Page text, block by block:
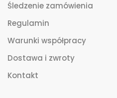
Śledzenie zamówienia
Regulamin
Warunki współpracy
Dostawa i zwroty
Kontakt